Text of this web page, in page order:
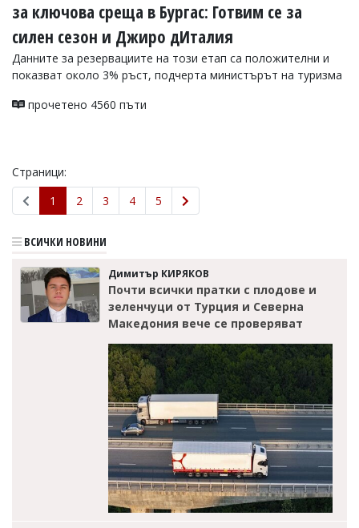
за ключова среща в Бургас: Готвим се за
силен сезон и Джиро дИталия
Данните за резервациите на този етап са положителни и
показват около 3% ръст, подчерта министърът на туризма
прочетено 4560 пъти
Страници:
1
2 3 4 5
ВСИЧКИ НОВИНИ
Димитър КИРЯКОВ
Почти всички пратки с плодове и
зеленчуци от Турция и Северна
Македония вече се проверяват